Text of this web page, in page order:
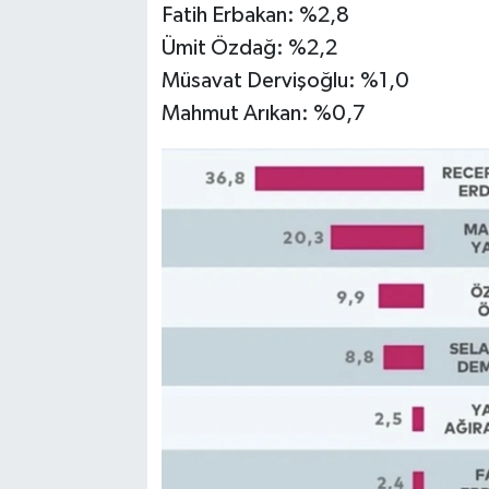
Fatih Erbakan: %2,8
Ümit Özdağ: %2,2
Müsavat Dervişoğlu: %1,0
Mahmut Arıkan: %0,7